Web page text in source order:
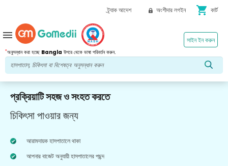
ট্র্যাক আদেশ অংশীদার লগইন shopping_cart কার্ট
*অনুসন্ধান করা হচ্ছে Bangla উপরে থেকে ভাষা পরিবর্তন করুন.
সাইন ইন করুন
menu
প্রক্রিয়াটি সহজ ও সংহত করতে
চিকিৎসা পাওয়ার জন্য
আরামদায়ক হাসপাতালে থাকা
আপনার বাজেট অনুযায়ী হাসপাতালের পছন্দ